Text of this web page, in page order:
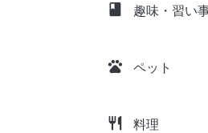
class 趣味・習い
pets ペット
restaurant 料理